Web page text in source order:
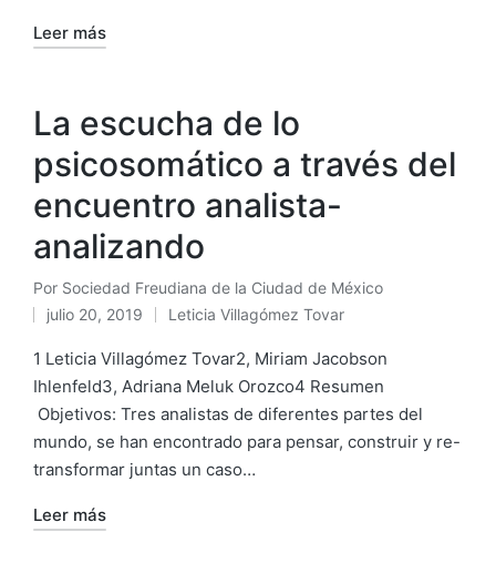
Leer más
La escucha de lo
psicosomático a través del
encuentro analista-
analizando
Publicado
por
Por Sociedad Freudiana de la Ciudad de México
julio 20, 2019
Publicado
en
Leticia Villagómez Tovar
1 Leticia Villagómez Tovar2, Miriam Jacobson
Ihlenfeld3, Adriana Meluk Orozco4 Resumen
Objetivos: Tres analistas de diferentes partes del
mundo, se han encontrado para pensar, construir y re-
transformar juntas un caso…
Leer más